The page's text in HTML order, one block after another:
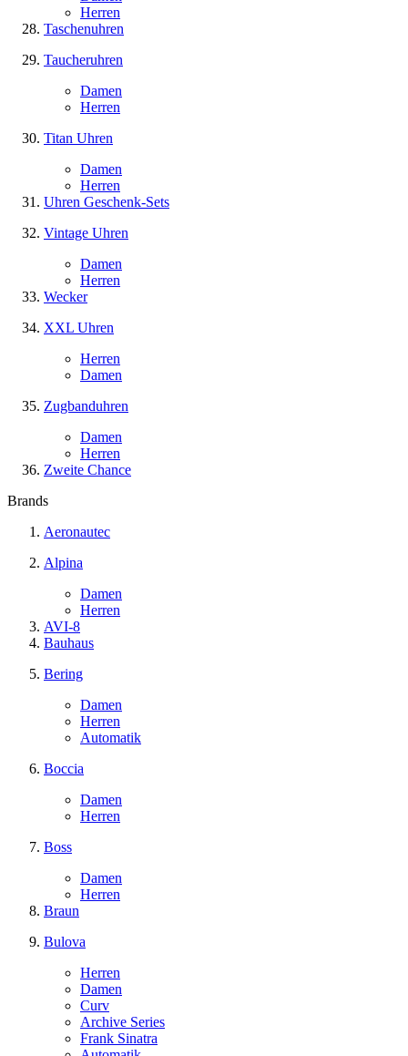
Herren
Taschenuhren
Taucheruhren
Damen
Herren
Titan Uhren
Damen
Herren
Uhren Geschenk-Sets
Vintage Uhren
Damen
Herren
Wecker
XXL Uhren
Herren
Damen
Zugbanduhren
Damen
Herren
Zweite Chance
Brands
Aeronautec
Alpina
Damen
Herren
AVI-8
Bauhaus
Bering
Damen
Herren
Automatik
Boccia
Damen
Herren
Boss
Damen
Herren
Braun
Bulova
Herren
Damen
Curv
Archive Series
Frank Sinatra